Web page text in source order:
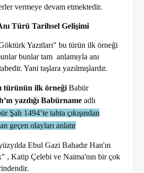
vermeye devam etmektedir.
Türü Tarihsel Gelişimi
Yazıtları" bu türün ilk örneği
bunlar tam anlamıyla anı
Yani taşlara yazılmışlardır.
türünün ilk örneğiBabür
yazdığı Babürname adlı
Şah 1494’te tahta çıkışından
geçen olayları anlatır
Ebul Gazi Bahadır Han'ın
, Katip Çelebi ve Naima'nın bir çok